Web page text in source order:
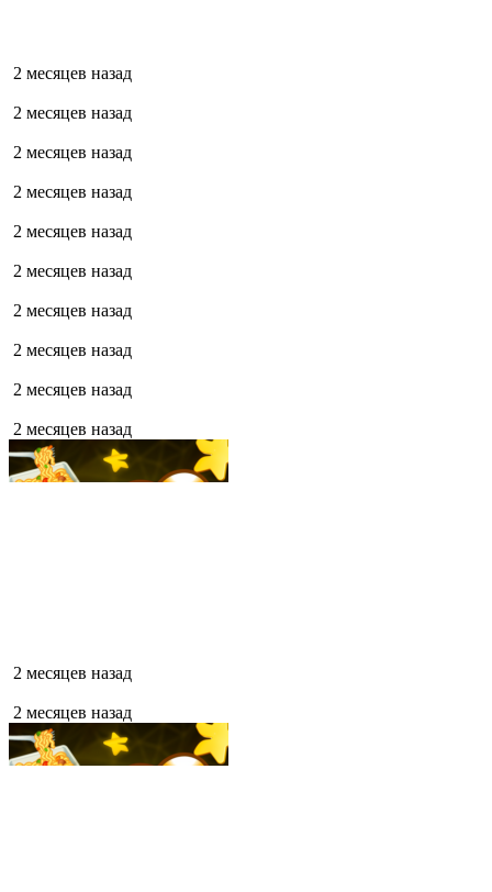
2 месяцев назад
2 месяцев назад
2 месяцев назад
2 месяцев назад
2 месяцев назад
2 месяцев назад
2 месяцев назад
2 месяцев назад
2 месяцев назад
2 месяцев назад
2 месяцев назад
2 месяцев назад